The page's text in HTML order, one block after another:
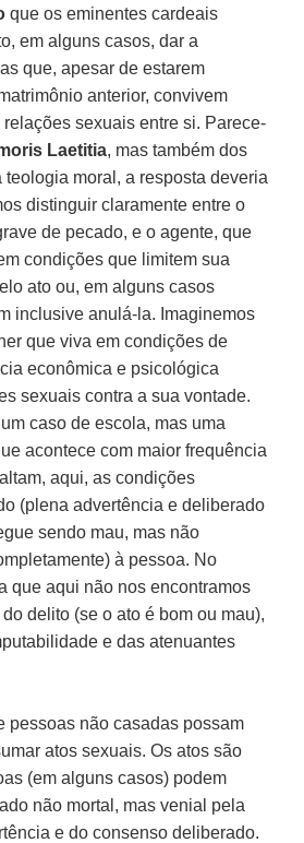
que os eminentes cardeais
em alguns casos, dar a
que, apesar de estarem
anterior, convivem
relações sexuais entre si. Parece-
Laetitia, mas também dos
moral, a resposta deveria
distinguir claramente entre o
de pecado, e o agente, que
condições que limitem sua
ato ou, em alguns casos
inclusive anulá-la. Imaginemos
que viva em condições de
econômica e psicológica
sexuais contra a sua vontade.
caso de escola, mas uma
acontece com maior frequência
aqui, as condições
(plena advertência e deliberado
sendo mau, mas não
à pessoa. No
que aqui não nos encontramos
delito (se o ato é bom ou mau),
e das atenuantes
pessoas não casadas possam
atos sexuais. Os atos são
(em alguns casos) podem
não mortal, mas venial pela
e do consenso deliberado.